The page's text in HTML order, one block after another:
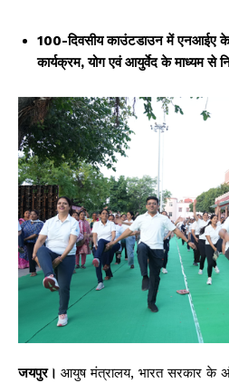
100-दिवसीय काउंटडाउन में एनआईए
कार्यक्रम, योग एवं आयुर्वेद के माध्यम से
जयपुर। आयुष मंत्रालय, भारत सरकार के